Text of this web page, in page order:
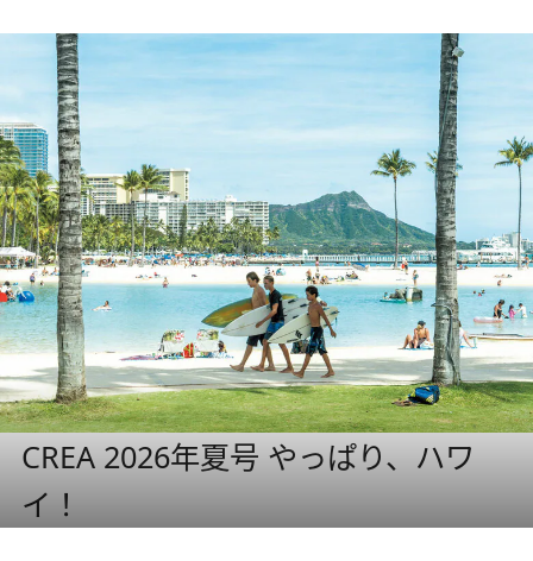
CREA 2026年夏号 やっぱり、ハワ
イ！